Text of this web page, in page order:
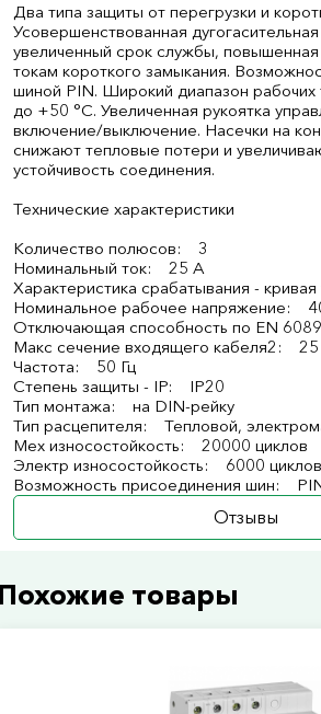
Два типа защиты от перегрузки и
Усовершенствованная
увеличенный срок службы, повышенная
токам короткого замыкания.
шиной PIN. Широкий диапазон рабочих
до +50 °С. Увеличенная рукоятка
включение/выключение. Насечки на
снижают тепловые потери и
устойчивость соединения.
Технические характеристики
Количество полюсов: 3
Номинальный ток: 25 А
Характеристика срабатывания -
Номинальное рабочее напряжение:
Отключающая способность по EN
Макс сечение входящего кабеля2:
Частота: 50 Гц
Степень защиты - IP: IP20
Тип монтажа: на DIN-рейку
Тип расцепителя: Тепловой,
Мех износостойкость: 20000 циклов
Электр износостойкость: 6000 циклов
Возможность присоединения шин:
Отзывы
товары